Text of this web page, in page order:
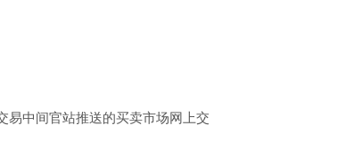
易中间官站推送的买卖市场网上交